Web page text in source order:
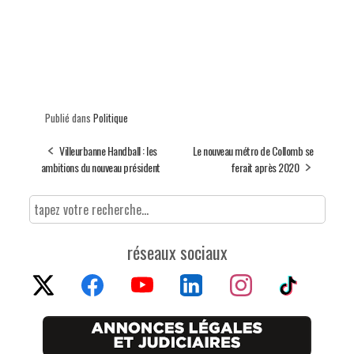
Publié dans Politique
Villeurbanne Handball : les
ambitions du nouveau président
Le nouveau métro de Collomb se
ferait après 2020
réseaux sociaux